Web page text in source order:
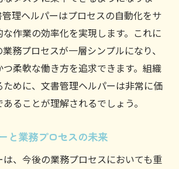
理ヘルパーはプロセスの自動化をサ
作業の効率化を実現します。これに
務プロセスが一層シンプルになり、
柔軟な働き方を追求できます。組織
めに、文書管理ヘルパーは非常に価
ることが理解されるでしょう。
と業務プロセスの未来
、今後の業務プロセスにおいても重